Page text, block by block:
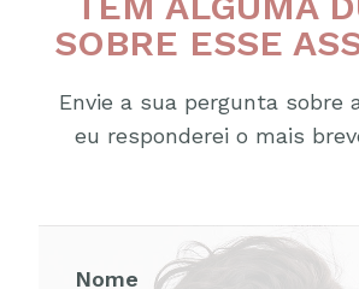
SOBRE ESSE
Envie a sua pergunta sobre
eu responderei o mais
Nome